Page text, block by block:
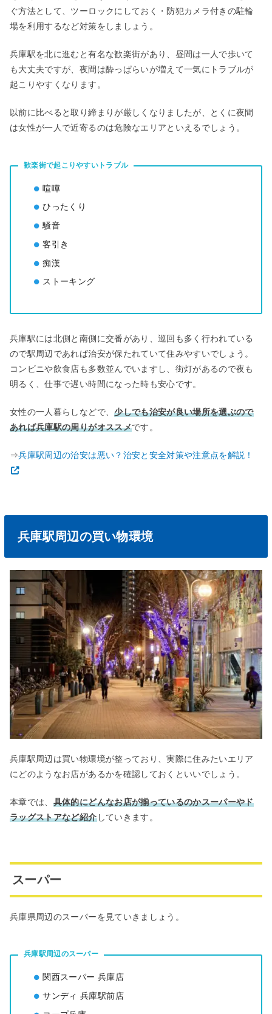
ぐ方法として、ツーロックにしておく・防犯カメラ付きの駐輪
場を利用するなど対策をしましょう。
兵庫駅を北に進むと有名な歓楽街があり、昼間は一人で歩いて
も大丈夫ですが、夜間は酔っぱらいが増えて一気にトラブルが
起こりやすくなります。
以前に比べると取り締まりが厳しくなりましたが、とくに夜間
は女性が一人で近寄るのは危険なエリアといえるでしょう。
歓楽街で起こりやすいトラブル
喧嘩
ひったくり
騒音
客引き
痴漢
ストーキング
兵庫駅には北側と南側に交番があり、巡回も多く行われている
ので駅周辺であれば治安が保たれていて住みやすいでしょう。
コンビニや飲食店も多数並んでいますし、街灯があるので夜も
明るく、仕事で遅い時間になった時も安心です。
女性の一人暮らしなどで、少しでも治安が良い場所を選ぶので
あれば兵庫駅の周りがオススメです。
⇒兵庫駅周辺の治安は悪い？治安と安全対策や注意点を解説！
兵庫駅周辺の買い物環境
兵庫駅周辺は買い物環境が整っており、実際に住みたいエリア
にどのようなお店があるかを確認しておくといいでしょう。
本章では、 具体的にどんなお店が揃っているのかスーパーやド
ラッグストアなど紹介していきます。
スーパー
兵庫県周辺のスーパーを見ていきましょう。
兵庫駅周辺のスーパー
関西スーパー 兵庫店
サンディ 兵庫駅前店